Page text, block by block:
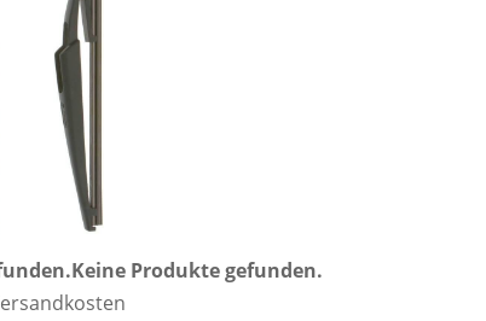
Keine Produkte gefunden.